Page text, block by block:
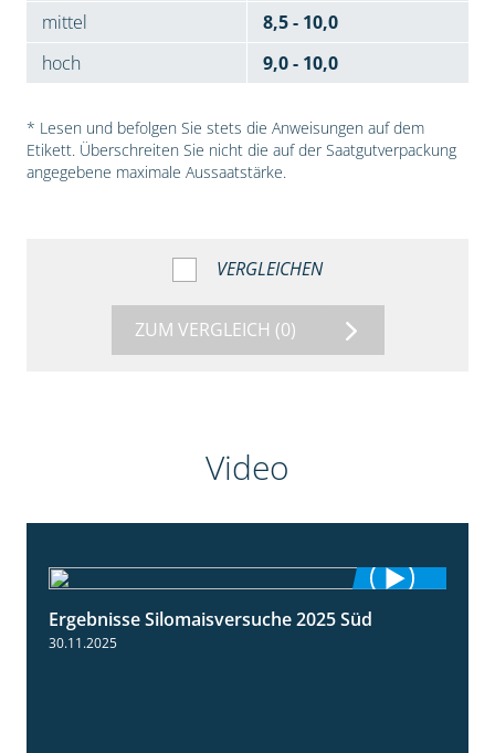
mittel
8,5 - 10,0
hoch
9,0 - 10,0
* Lesen und befolgen Sie stets die Anweisungen auf dem
Etikett. Überschreiten Sie nicht die auf der Saatgutverpackung
angegebene maximale Aussaatstärke.
VERGLEICHEN
ZUM VERGLEICH (0)
Video
Ergebnisse Silomaisversuche 2025 Süd
30.11.2025